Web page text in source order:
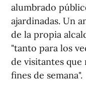
alumbrado
ajardinadas. Un
de la propia
"tanto para los
de visitantes
fines de semana".